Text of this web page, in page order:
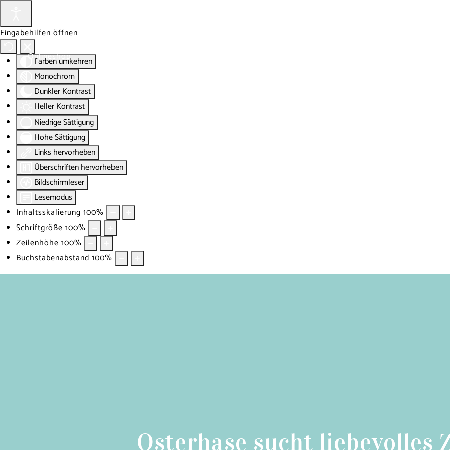
Eingabehilfen öffnen
Farben umkehren
Monochrom
Dunkler Kontrast
Heller Kontrast
Niedrige Sättigung
Hohe Sättigung
Links hervorheben
Überschriften hervorheben
Bildschirmleser
Lesemodus
Inhaltsskalierung 100%
Schriftgröße 100%
Zeilenhöhe 100%
Buchstabenabstand 100%
Onlineshop
Osterhase sucht liebevolles